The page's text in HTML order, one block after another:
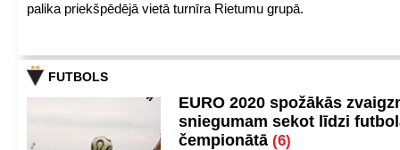
palika priekšpēdējā vietā turnīra Rietumu grupā.
FUTBOLS
EURO 2020 spožākās
sniegumam sekot līdzi
čempionātā (6)